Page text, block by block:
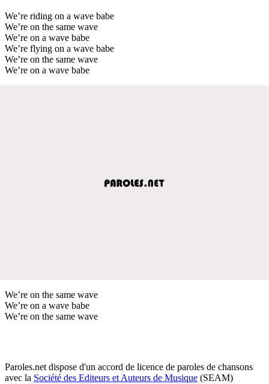
We’re riding on a wave babe
We’re on the same wave
We’re on a wave babe
We’re flying on a wave babe
We’re on the same wave
We’re on a wave babe
We’re on the same wave
We’re on a wave babe
We’re on the same wave
Paroles.net dispose d'un accord de licence de paroles de chansons
avec la Société des Editeurs et Auteurs de Musique (SEAM)